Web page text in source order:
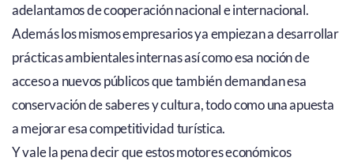
adelantamos de cooperación nacional e internacional.
Además los mismos empresarios ya empiezan a desarrollar
prácticas ambientales internas así como esa noción de
acceso a nuevos públicos que también demandan esa
conservación de saberes y cultura, todo como una apuesta
a mejorar esa competitividad turística.
Y vale la pena decir que estos motores económicos